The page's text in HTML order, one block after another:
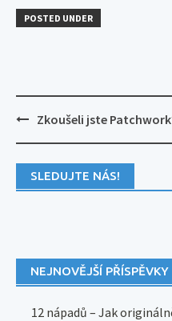
POSTED UNDER
Post
navigation
Zkoušeli jste
SLEDUJTE NÁS!
NEJNOVĚJŠÍ PŘÍSPĚVKY
12 nápadů – Jak